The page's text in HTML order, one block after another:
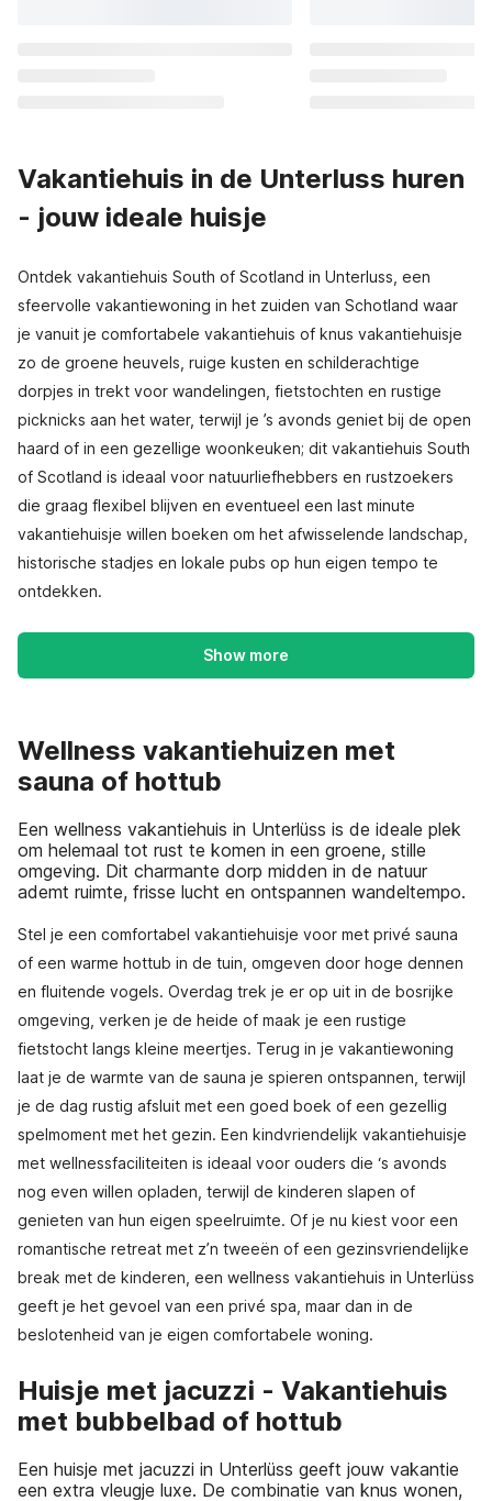
Vakantiehuis in de Unterluss huren
- jouw ideale huisje
Ontdek vakantiehuis South of Scotland in Unterluss, een
sfeervolle vakantiewoning in het zuiden van Schotland waar
je vanuit je comfortabele vakantiehuis of knus vakantiehuisje
zo de groene heuvels, ruige kusten en schilderachtige
dorpjes in trekt voor wandelingen, fietstochten en rustige
picknicks aan het water, terwijl je ’s avonds geniet bij de open
haard of in een gezellige woonkeuken; dit vakantiehuis South
of Scotland is ideaal voor natuurliefhebbers en rustzoekers
die graag flexibel blijven en eventueel een last minute
vakantiehuisje willen boeken om het afwisselende landschap,
historische stadjes en lokale pubs op hun eigen tempo te
ontdekken.
Show more
Wellness vakantiehuizen met
sauna of hottub
Een wellness vakantiehuis in Unterlüss is de ideale plek
om helemaal tot rust te komen in een groene, stille
omgeving. Dit charmante dorp midden in de natuur
ademt ruimte, frisse lucht en ontspannen wandeltempo.
Stel je een comfortabel vakantiehuisje voor met privé sauna
of een warme hottub in de tuin, omgeven door hoge dennen
en fluitende vogels. Overdag trek je er op uit in de bosrijke
omgeving, verken je de heide of maak je een rustige
fietstocht langs kleine meertjes. Terug in je vakantiewoning
laat je de warmte van de sauna je spieren ontspannen, terwijl
je de dag rustig afsluit met een goed boek of een gezellig
spelmoment met het gezin. Een kindvriendelijk vakantiehuisje
met wellnessfaciliteiten is ideaal voor ouders die ‘s avonds
nog even willen opladen, terwijl de kinderen slapen of
genieten van hun eigen speelruimte. Of je nu kiest voor een
romantische retreat met z’n tweeën of een gezinsvriendelijke
break met de kinderen, een wellness vakantiehuis in Unterlüss
geeft je het gevoel van een privé spa, maar dan in de
beslotenheid van je eigen comfortabele woning.
Huisje met jacuzzi - Vakantiehuis
met bubbelbad of hottub
Een huisje met jacuzzi in Unterlüss geeft jouw vakantie
een extra vleugje luxe. De combinatie van knus wonen,